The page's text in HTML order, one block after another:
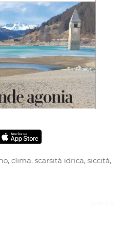
, clima, scarsità idrica, siccità,